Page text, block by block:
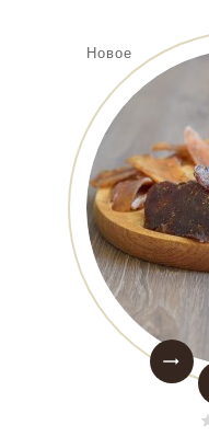
Новое
trending_flat